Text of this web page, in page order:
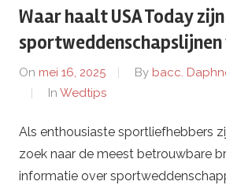
Waar haalt USA Today zijn
sportweddenschapslijnen
On mei 16, 2025 By bacc.
In Wedtips
Als enthousiaste sportliefhebbers
zoek naar de meest betrouwbare
informatie over